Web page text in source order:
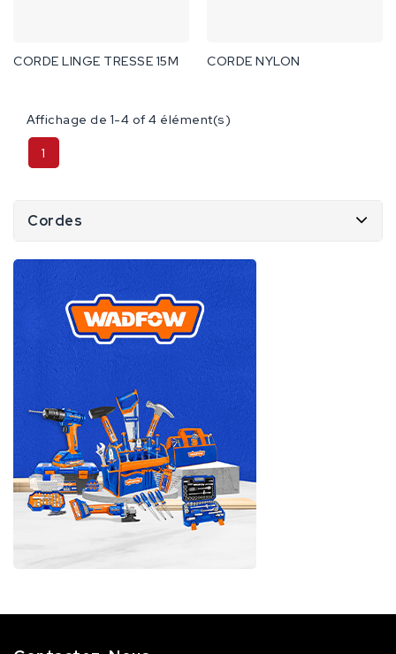
Cordes
CORDE LINGE TRESSE 15M CORDE NYLON
Affichage de 1-4 of 4 élément(s)
1